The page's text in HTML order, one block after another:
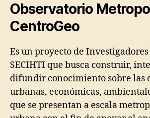
Observatorio
CentroGeo
Es un proyecto de
SECIHTI que busca construir,
difundir conocimiento sobre las
urbanas, económicas,
que se presentan a escala